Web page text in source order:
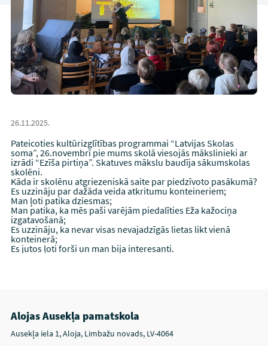
26.11.2025.
Pateicoties kultūrizglītības programmai “Latvijas Skolas
soma”, 26.novembrī pie mums skolā viesojās mākslinieki ar
izrādi “Ezīša pirtiņa”. Skatuves mākslu baudīja sākumskolas
skolēni.
Kāda ir skolēnu atgriezeniskā saite par piedzīvoto pasākumā?
Es uzzināju par dažāda veida atkritumu konteineriem;
Man ļoti patika dziesmas;
Man patika, ka mēs paši varējām piedalīties Eža kažociņa
izgatavošanā;
Es uzzināju, ka nevar visas nevajadzīgās lietas likt vienā
konteinerā;
Es jutos ļoti forši un man bija interesanti.
Alojas Ausekļa pamatskola
Ausekļa iela 1, Aloja, Limbažu novads, LV-4064